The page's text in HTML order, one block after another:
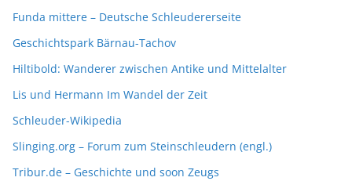
Funda mittere – Deutsche Schleudererseite
Geschichtspark Bärnau-Tachov
Hiltibold: Wanderer zwischen Antike und Mittelalter
Lis und Hermann Im Wandel der Zeit
Schleuder-Wikipedia
Slinging.org – Forum zum Steinschleudern (engl.)
Tribur.de – Geschichte und soon Zeugs